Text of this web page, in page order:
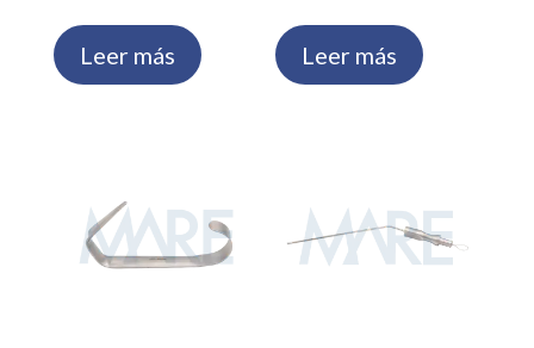
Leer más Leer más